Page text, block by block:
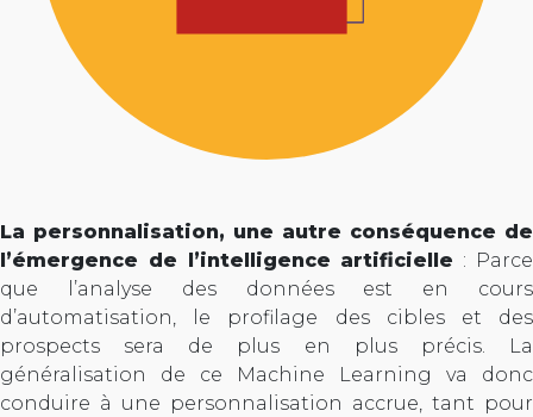
La personnalisation, une autre conséquence de
l’émergence de l’intelligence artificielle : Parce
que l’analyse des données est en cours
d’automatisation, le profilage des cibles et des
prospects sera de plus en plus précis. La
généralisation de ce Machine Learning va donc
conduire à une personnalisation accrue, tant pour